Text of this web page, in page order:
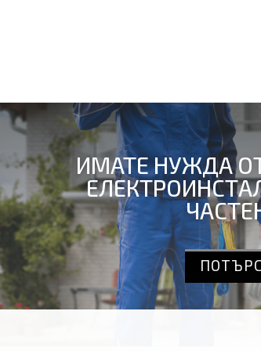
ИМАТЕ НУЖДА